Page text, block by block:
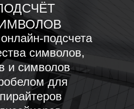
подсчета
символов,
и символов
для